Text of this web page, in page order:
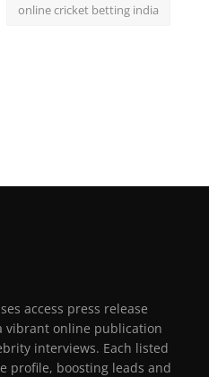
online cricket betting india
access press release
vibrant online publication
interviews. Each listed
profile, boosting leads and